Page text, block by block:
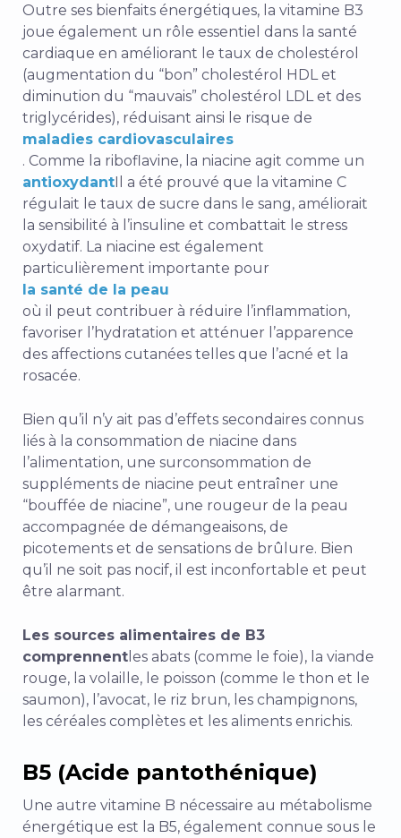
Outre ses bienfaits énergétiques, la vitamine B3
joue également un rôle essentiel dans la santé
cardiaque en améliorant le taux de cholestérol
(augmentation du “bon” cholestérol HDL et
diminution du “mauvais” cholestérol LDL et des
triglycérides), réduisant ainsi le risque de
maladies cardiovasculaires
. Comme la riboflavine, la niacine agit comme un
antioxydantIl a été prouvé que la vitamine C
régulait le taux de sucre dans le sang, améliorait
la sensibilité à l’insuline et combattait le stress
oxydatif. La niacine est également
particulièrement importante pour
la santé de la peau
où il peut contribuer à réduire l’inflammation,
favoriser l’hydratation et atténuer l’apparence
des affections cutanées telles que l’acné et la
rosacée.
Bien qu’il n’y ait pas d’effets secondaires connus
liés à la consommation de niacine dans
l’alimentation, une surconsommation de
suppléments de niacine peut entraîner une
“bouffée de niacine”, une rougeur de la peau
accompagnée de démangeaisons, de
picotements et de sensations de brûlure. Bien
qu’il ne soit pas nocif, il est inconfortable et peut
être alarmant.
Les sources alimentaires de B3
comprennent les abats (comme le foie), la viande
rouge, la volaille, le poisson (comme le thon et le
saumon), l’avocat, le riz brun, les champignons,
les céréales complètes et les aliments enrichis.
B5 (Acide pantothénique)
Une autre vitamine B nécessaire au métabolisme
énergétique est la B5, également connue sous le